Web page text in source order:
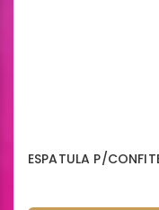
ESPATULA P/